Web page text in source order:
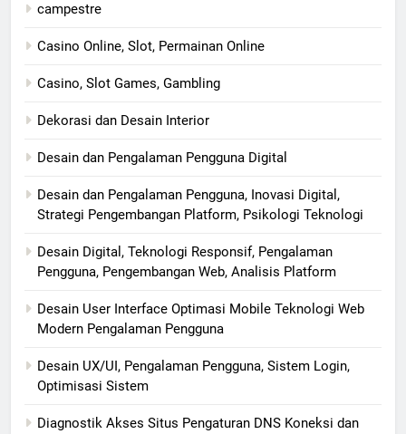
campestre
Casino Online, Slot, Permainan Online
Casino, Slot Games, Gambling
Dekorasi dan Desain Interior
Desain dan Pengalaman Pengguna Digital
Desain dan Pengalaman Pengguna, Inovasi Digital,
Strategi Pengembangan Platform, Psikologi Teknologi
Desain Digital, Teknologi Responsif, Pengalaman
Pengguna, Pengembangan Web, Analisis Platform
Desain User Interface Optimasi Mobile Teknologi Web
Modern Pengalaman Pengguna
Desain UX/UI, Pengalaman Pengguna, Sistem Login,
Optimisasi Sistem
Diagnostik Akses Situs Pengaturan DNS Koneksi dan